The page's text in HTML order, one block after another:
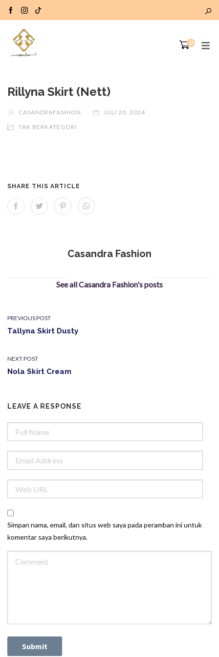
0
Rillyna Skirt (Nett)
CASANDRAFASHION
JULI 20, 2024
TAK BERKATEGORI
SHARE THIS ARTICLE
Casandra Fashion
See all Casandra Fashion's posts
PREVIOUS POST
Tallyna Skirt Dusty
NEXT POST
Nola Skirt Cream
LEAVE A RESPONSE
Simpan nama, email, dan situs web saya pada peramban ini untuk
komentar saya berikutnya.